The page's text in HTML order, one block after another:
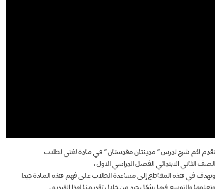
نقدم لكم شرح لدرس ” مدينتان مقدستان ” في مادة لغتي لطلاب
الصف الثاني الابتدائي الفصل الدراسي الاول ،
ونهدف في هذه المقاطع إلى مساعدة الطلاب على فهم هذه المادة جيدا
وتعلمها والتوسع فيها بشكل جيد من خلال تقديمنا لهذا الفيديو .